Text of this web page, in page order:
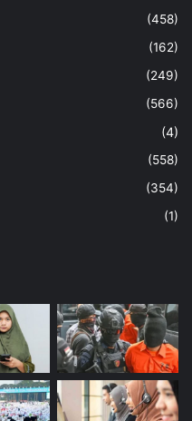
(458)
(162)
(249)
(566)
(4)
(558)
(354)
(1)